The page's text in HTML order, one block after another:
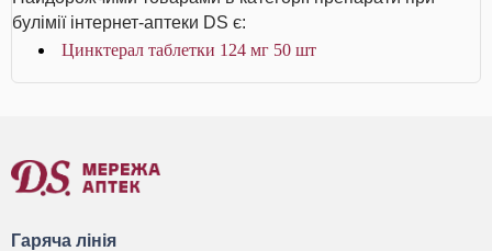
булімії інтернет-аптеки DS є:
Цинктерал таблетки 124 мг 50 шт
Гаряча лінія